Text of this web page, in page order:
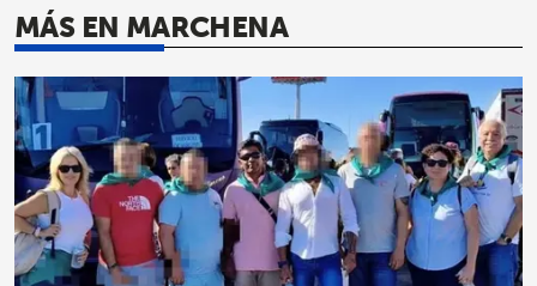
MÁS EN MARCHENA